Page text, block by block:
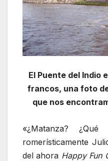
El Puente del Indio
francos, una foto
que nos
«¿Matanza? ¿Qué
romerísticamente
del ahora Happy Fun